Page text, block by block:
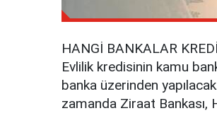
HANGİ BANKALAR
Evlilik kredisinin kamu
banka üzerinden
zamanda Ziraat Bankası,